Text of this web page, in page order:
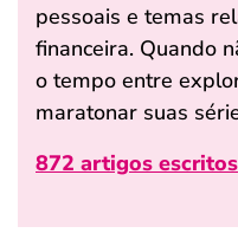
pessoais e temas
financeira. Quando
o tempo entre
maratonar suas
872 artigos escritos